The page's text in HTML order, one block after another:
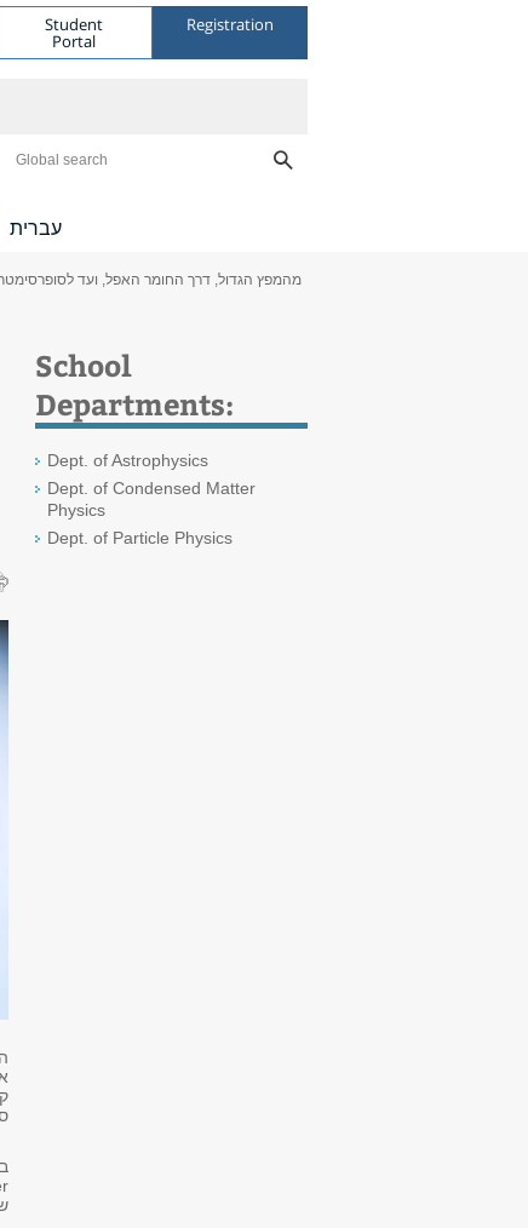
Student
Portal
Registration
Global search
עברית
School
Departments:
Dept. of Astrophysics
Dept. of Condensed Matter
Physics
Dept. of Particle Physics